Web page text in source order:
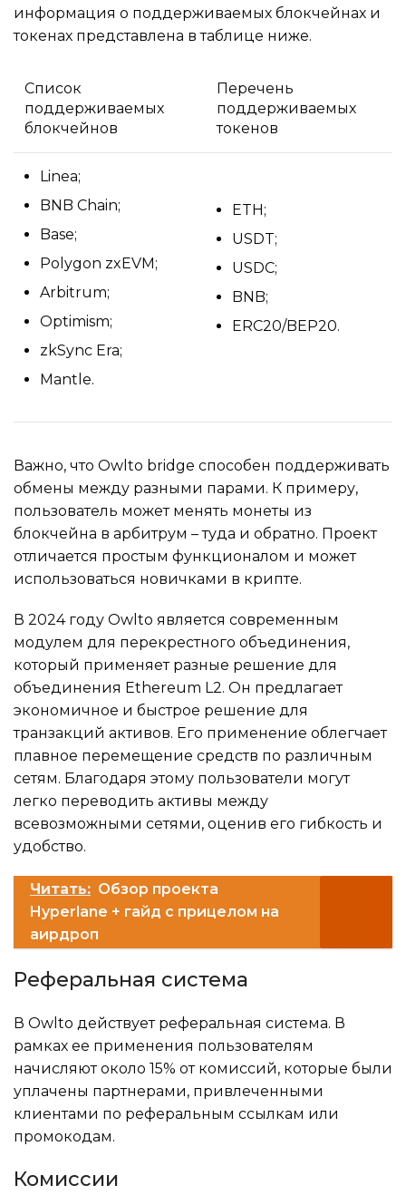
информация о поддерживаемых блокчейнах и
токенах представлена в таблице ниже.
Список
поддерживаемых
блокчейнов
Перечень
поддерживаемых
токенов
Linea;
BNB Chain;
Base;
Polygon zxEVM;
Arbitrum;
Optimism;
zkSync Era;
Mantle.
ETH;
USDT;
USDC;
BNB;
ERC20/BEP20.
Важно, что Owlto bridge способен поддерживать
обмены между разными парами. К примеру,
пользователь может менять монеты из
блокчейна в арбитрум – туда и обратно. Проект
отличается простым функционалом и может
использоваться новичками в крипте.
В 2024 году Owlto является современным
модулем для перекрестного объединения,
который применяет разные решение для
объединения Ethereum L2. Он предлагает
экономичное и быстрое решение для
транзакций активов. Его применение облегчает
плавное перемещение средств по различным
сетям. Благодаря этому пользователи могут
легко переводить активы между
всевозможными сетями, оценив его гибкость и
удобство.
Читать: Обзор проекта
Hyperlane + гайд с прицелом на
аирдроп
Реферальная система
В Owlto действует реферальная система. В
рамках ее применения пользователям
начисляют около 15% от комиссий, которые были
уплачены партнерами, привлеченными
клиентами по реферальным ссылкам или
промокодам.
Комиссии